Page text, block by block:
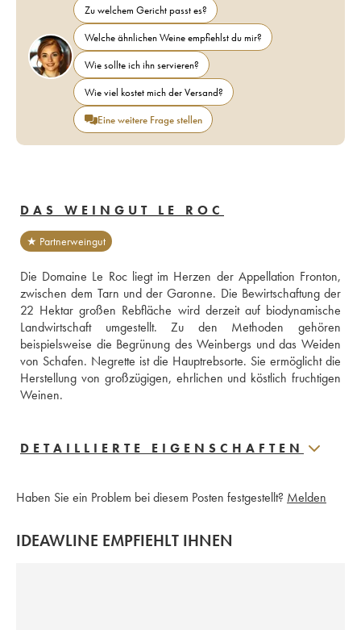
Zu welchem Gericht passt es?
Welche ähnlichen Weine empfiehlst du mir?
Wie sollte ich ihn servieren?
Wie viel kostet mich der Versand?
Eine weitere Frage stellen
DAS WEINGUT LE ROC
★ Partnerweingut
Die Domaine Le Roc liegt im Herzen der Appellation Fronton,
zwischen dem Tarn und der Garonne. Die Bewirtschaftung der
22 Hektar großen Rebfläche wird derzeit auf biodynamische
Landwirtschaft umgestellt. Zu den Methoden gehören
beispielsweise die Begrünung des Weinbergs und das Weiden
von Schafen. Negrette ist die Hauptrebsorte. Sie ermöglicht die
Herstellung von großzügigen, ehrlichen und köstlich fruchtigen
Weinen.
DETAILLIERTE EIGENSCHAFTEN
Haben Sie ein Problem bei diesem Posten festgestellt? Melden
IDEAWLINE EMPFIEHLT IHNEN